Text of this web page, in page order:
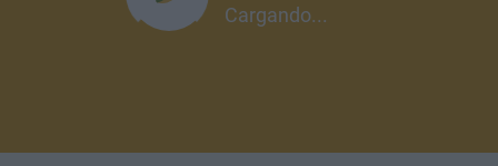
Cargando...